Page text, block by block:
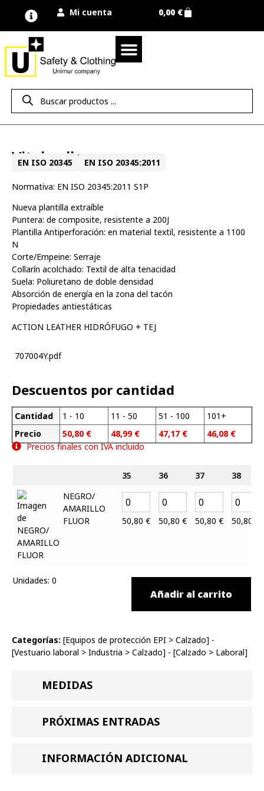
Mi cuenta 0,00 €
Vital yellow
EN ISO 20345 EN ISO 20345:2011
Normativa: EN ISO 20345:2011 S1P
Nueva plantilla extraíble
Puntera: de composite, resistente a 200J
Plantilla Antiperforación: en material textil, resistente a 1100
N
Corte/Empeine: Serraje
Collarín acolchado: Textil de alta tenacidad
Suela: Poliuretano de doble densidad
Absorción de energía en la zona del tacón
Propiedades antiestáticas
ACTION LEATHER HIDRÓFUGO + TEJ
707004Y.pdf
Descuentos por cantidad
Cantidad
Precio
1 - 10
50,80 €
11 - 50
48,99 €
51 - 100
47,17 €
101+
46,08 €
Precios finales con IVA incluido
35 36 37
38
NEGRO/
AMARILLO
FLUOR
50,80 € 50,80 € 50,80 € 50,80
Unidades: 0
Añadir al carrito
Categorías: [Equipos de protección EPI > Calzado] -
[Vestuario laboral > Industria > Calzado] - [Calzado > Laboral]
MEDIDAS
PRÓXIMAS ENTRADAS
INFORMACIÓN ADICIONAL